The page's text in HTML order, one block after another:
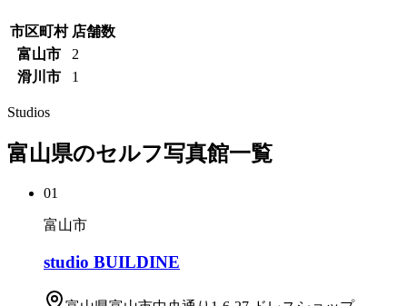
市区町村 店舗数
富山市
2
滑川市
1
Studios
富山県のセルフ写真館一覧
01
富山市
studio BUILDINE